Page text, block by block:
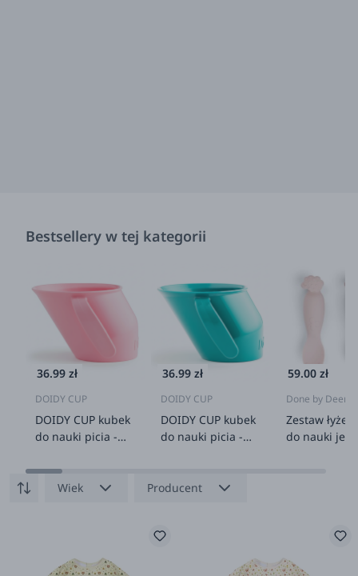
Bestsellery w tej kategorii
36.99 zł
DOIDY CUP
DOIDY CUP kubek
do nauki picia -
36.99 zł
DOIDY CUP
DOIDY CUP kubek
do nauki picia -
59.00 zł
Done by Deer
Zestaw
do nauki
Wiek Producent